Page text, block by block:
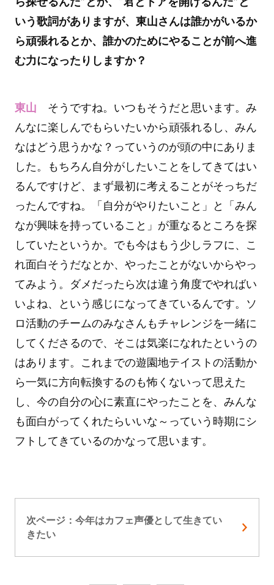
いう歌詞がありますが、東山さんは誰かがいるか
ら頑張れるとか、誰かのためにやることが前へ進
む力になったりしますか？
東山 そうですね。いつもそうだと思います。み
んなに楽しんでもらいたいから頑張れるし、みん
なはどう思うかな？っていうのが頭の中にありま
した。もちろん自分がしたいことをしてきてはい
るんですけど、まず最初に考えることがそっちだ
ったんですね。「自分がやりたいこと」と「みん
なが興味を持っていること」が重なるところを探
していたというか。でも今はもう少しラフに、こ
れ面白そうだなとか、やったことがないからやっ
てみよう。ダメだったら次は違う角度でやればい
いよね、という感じになってきているんです。ソ
ロ活動のチームのみなさんもチャレンジを一緒に
してくださるので、そこは気楽になれたというの
はあります。これまでの遊園地テイストの活動か
ら一気に方向転換するのも怖くないって思えた
し、今の自分の心に素直にやったことを、みんな
も面白がってくれたらいいな～っていう時期にシ
フトしてきているのかなって思います。
次ページ：今年はカフェ声優として生きてい
きたい